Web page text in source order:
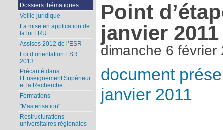
Point
janvier 2011
dimanche 6 février
document
janvier 2011
Dossiers thématiques
Veille juridique
La mise en application de
la loi LRU
Assises 2012 de l’ESR
Loi d’orientation ESR
2013
Précarité dans
l’Enseignement Supérieur
et la Recherche
Formations
"Masterisation"
Restructurations
universitaires régionales